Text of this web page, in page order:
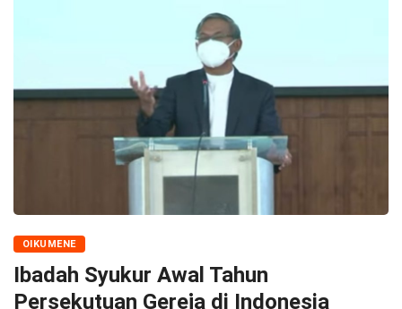
OIKUMENE
Ibadah Syukur Awal Tahun
Persekutuan Gereja di Indonesia